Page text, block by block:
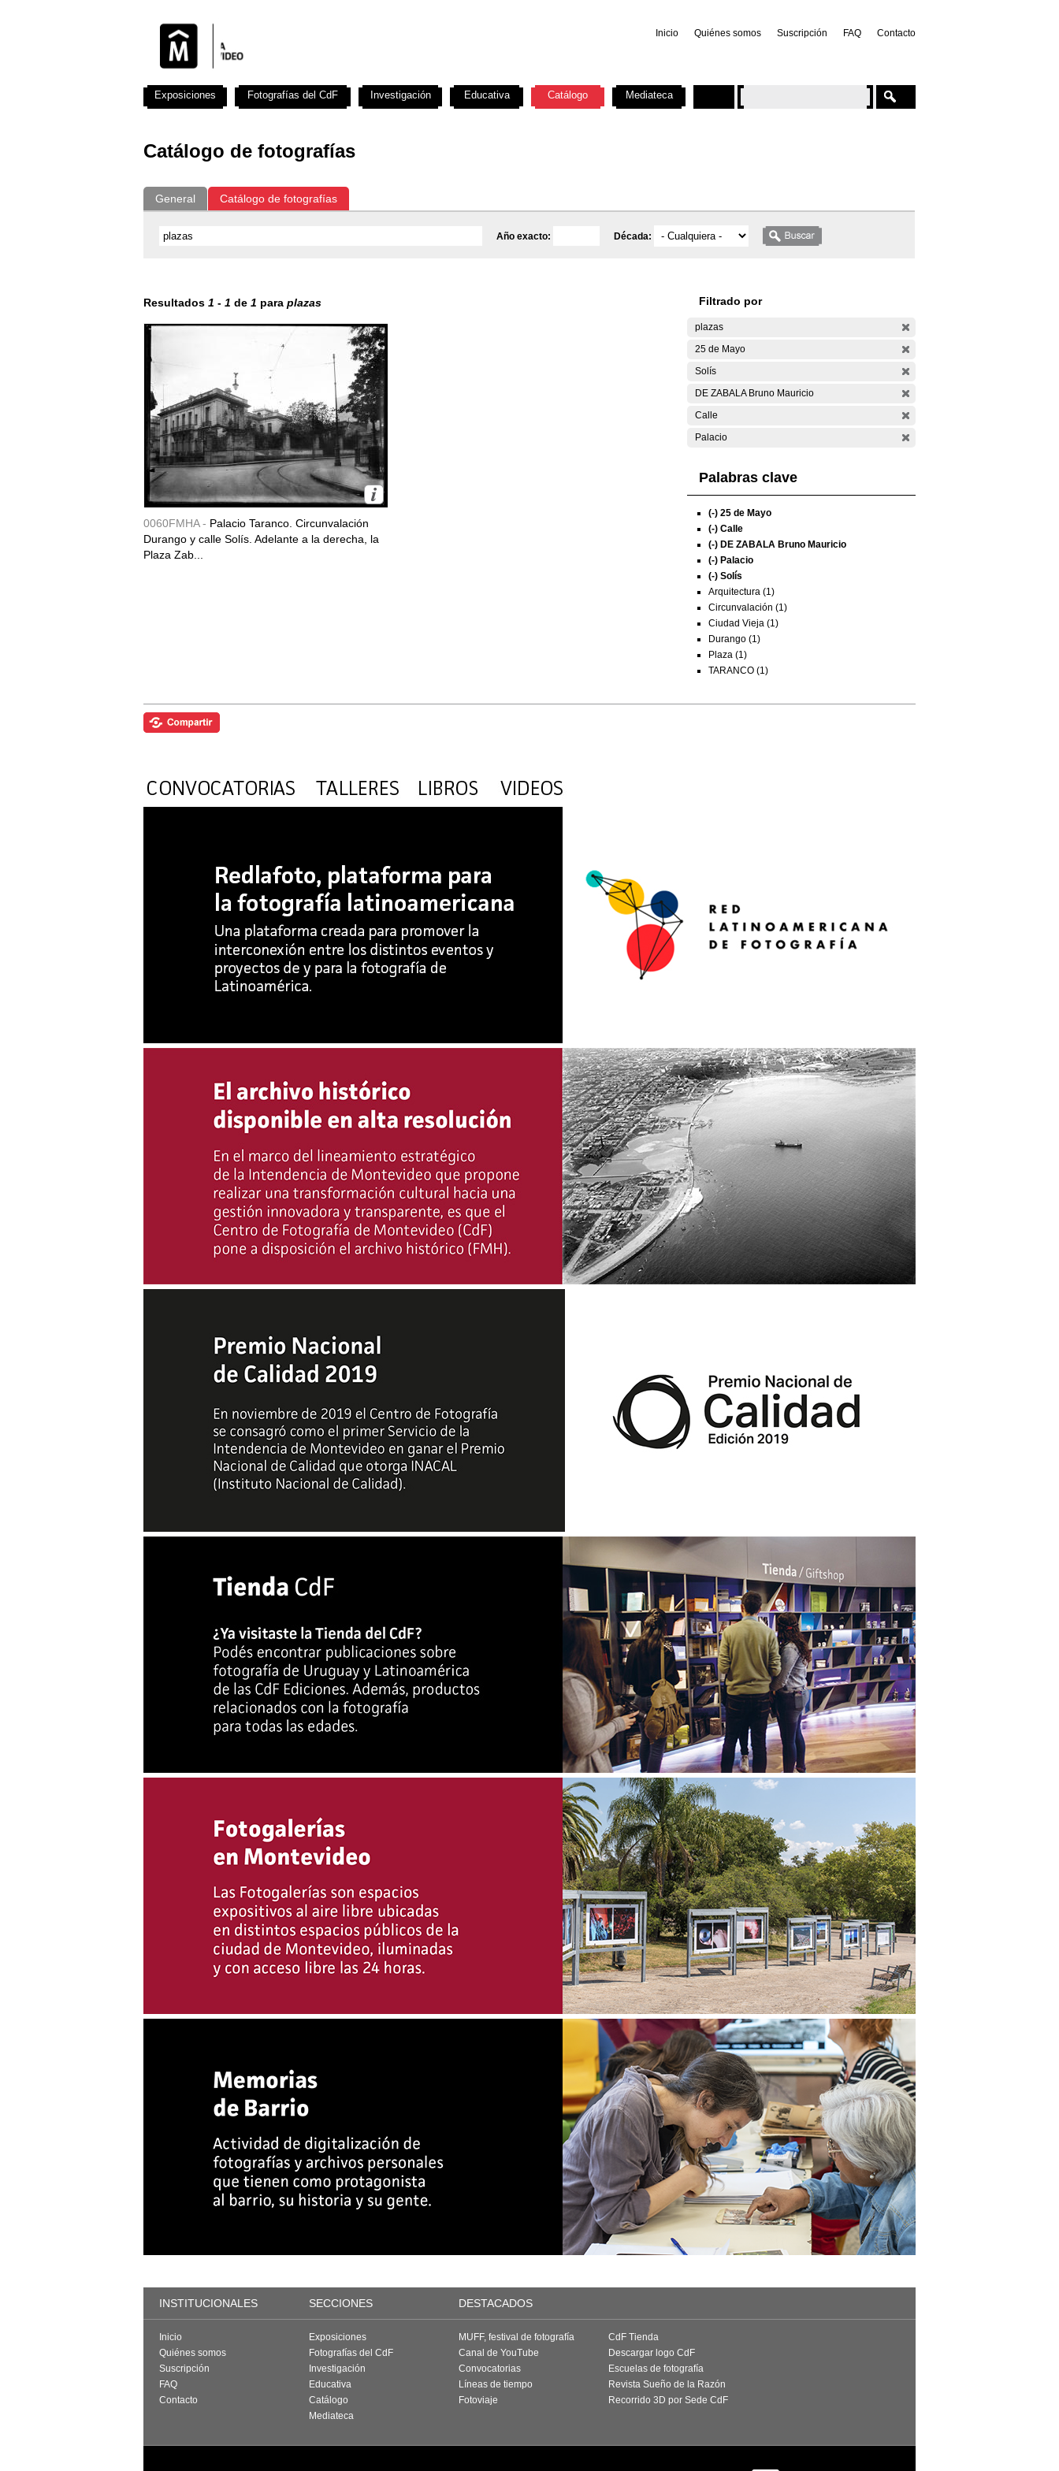
Inicio Quiénes somos Suscripción FAQ Contacto
Catálogo de fotografías
General Catálogo de fotografías
Año exacto: Década:
Resultados 1 - 1 de 1 para plazas
0060FMHA - Palacio Taranco. Circunvalación
Durango y calle Solís. Adelante a la derecha, la
Plaza Zab...
Filtrado por
plazas
25 de Mayo
Solís
DE ZABALA Bruno Mauricio
Calle
Palacio
Palabras clave
(-) 25 de Mayo
(-) Calle
(-) DE ZABALA Bruno Mauricio
(-) Palacio
(-) Solís
Arquitectura (1)
Circunvalación (1)
Ciudad Vieja (1)
Durango (1)
Plaza (1)
TARANCO (1)
Exposiciones Fotografías del CdF Investigación Educativa Catálogo Mediateca
INSTITUCIONALES SECCIONES DESTACADOS
Inicio
Quiénes somos
Suscripción
FAQ
Contacto
Exposiciones
Fotografías del CdF
Investigación
Educativa
Catálogo
Mediateca
MUFF, festival de fotografía
Canal de YouTube
Convocatorias
Líneas de tiempo
Fotoviaje
CdF Tienda
Descargar logo CdF
Escuelas de fotografía
Revista Sueño de la Razón
Recorrido 3D por Sede CdF